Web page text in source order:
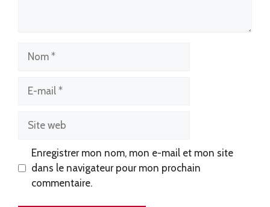
mail
web
Enregistrer mon nom, mon e-mail et mon site
dans le navigateur pour mon prochain
commentaire.